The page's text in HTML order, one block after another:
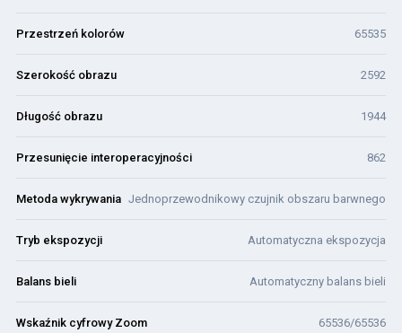
Przestrzeń kolorów 65535
Szerokość obrazu 2592
Długość obrazu 1944
Przesunięcie interoperacyjności 862
Metoda wykrywania Jednoprzewodnikowy czujnik obszaru barwnego
Tryb ekspozycji Automatyczna ekspozycja
Balans bieli Automatyczny balans bieli
Wskaźnik cyfrowy Zoom 65536/65536